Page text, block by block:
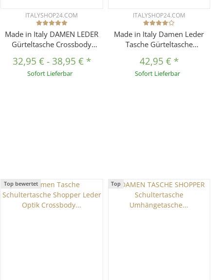
ITALYSHOP24.COM
Made in Italy DAMEN LEDER
Gürteltasche Crossbody
Umhängetasche Brusttasche
CrossOver Bodybag
32,95 €-38,95 € *
Sofort Lieferbar
ITALYSHOP24.COM
Made in Italy Damen Leder
Tasche Gürteltasche
Bauchtasche Umhängetasche
Cross-Over Bodybag
42,95 € *
Sofort Lieferbar
Top bewertet Top